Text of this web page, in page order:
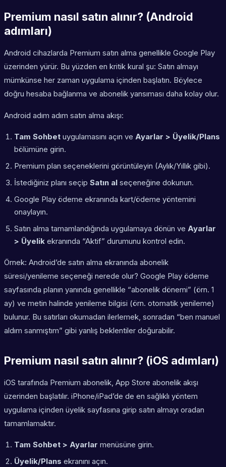
Premium nasıl satın alınır? (Android
adımları)
Android cihazlarda Premium satın alma genellikle Google Play
üzerinden yürür. Bu yüzden en kritik kural şu: Satın almayı
mümkünse her zaman uygulama içinden başlatın. Böylece
doğru hesaba bağlanma ve abonelik yansıması daha kolay olur.
Android adım adım satın alma akışı:
Tam Sohbet uygulamasını açın ve Ayarlar > Üyelik/Plans
bölümüne girin.
Premium plan seçeneklerini görüntüleyin (Aylık/Yıllık gibi).
İstediğiniz planı seçip Satın al seçeneğine dokunun.
Google Play ödeme ekranında kart/ödeme yöntemini
onaylayın.
Satın alma tamamlandığında uygulamaya dönün ve Ayarlar
> Üyelik ekranında “Aktif” durumunu kontrol edin.
Örnek: Android’de satın alma ekranında abonelik
süresi/yenileme seçeneği nerede olur? Google Play ödeme
sayfasında planın yanında genellikle “abonelik dönemi” (örn. 1
ay) ve metin halinde yenileme bilgisi (örn. otomatik yenileme)
bulunur. Bu satırları okumadan ilerlemek, sonradan “ben manuel
aldım sanmıştım” gibi yanlış beklentiler doğurabilir.
Premium nasıl satın alınır? (iOS adımları)
iOS tarafında Premium abonelik, App Store abonelik akışı
üzerinden başlatılır. iPhone/iPad’de de en sağlıklı yöntem
uygulama içinden üyelik sayfasına girip satın almayı oradan
tamamlamaktır.
Tam Sohbet > Ayarlar menüsüne girin.
Üyelik/Plans ekranını açın.